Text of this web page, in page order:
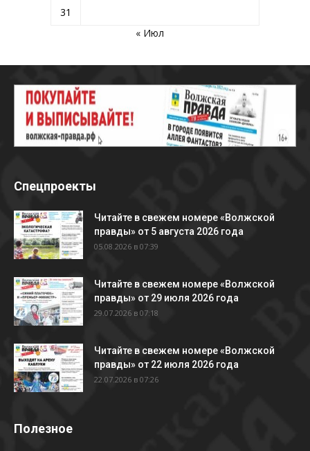
31
« Июл
Спецпроекты
Читайте в свежем номере «Волжской
правды» от 5 августа 2026 года
05.08.2026 в 07:39
Читайте в свежем номере «Волжской
правды» от 29 июля 2026 года
29.07.2026 в 07:18
Читайте в свежем номере «Волжской
правды» от 22 июля 2026 года
22.07.2026 в 07:26
Полезное